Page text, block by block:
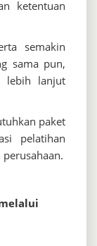
ketentuan
semakin
sama pun,
lebih lanjut
paket
pelatihan